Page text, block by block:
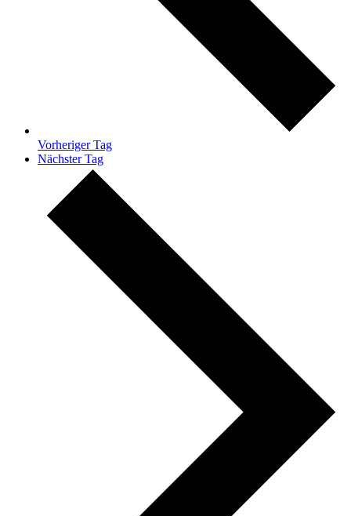
Vorheriger Tag
Nächster Tag